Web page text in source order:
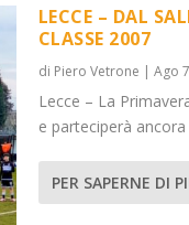
LECCE – DAL
CLASSE 2007
di Piero Vetrone | Ago
Lecce – La
e parteciperà ancora
PER SAPERNE DI